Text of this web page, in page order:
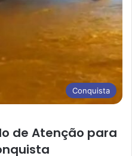
Conquista
de Atenção para